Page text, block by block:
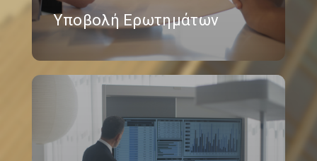
Υποβολή Ερωτημάτων